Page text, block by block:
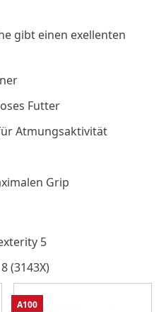
gibt einen exellenten
Futter
Atmungsaktivität
Grip
5
(3143X)
A100